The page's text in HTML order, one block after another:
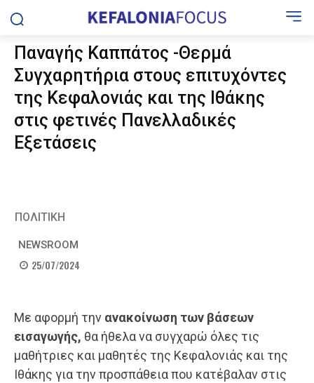
Παναγής Καππάτος -Θερμά
Συγχαρητήρια στους επιτυχόντες
της Κεφαλονιάς και της Ιθάκης
στις φετινές Πανελλαδικές
Εξετάσεις
ΠΟΛΙΤΙΚΗ
NEWSROOM
25/07/2024
Με αφορμή την ανακοίνωση των βάσεων
εισαγωγής, θα ήθελα να συγχαρώ όλες τις
μαθήτριες και μαθητές της Κεφαλονιάς και της
Ιθάκης για την προσπάθεια που κατέβαλαν στις